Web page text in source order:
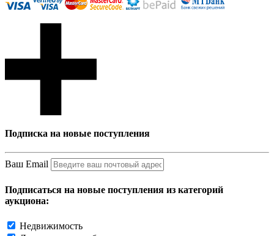
Подписка на новые поступления
Ваш Email
Подписаться на новые поступления из категорий
аукциона:
Недвижимость